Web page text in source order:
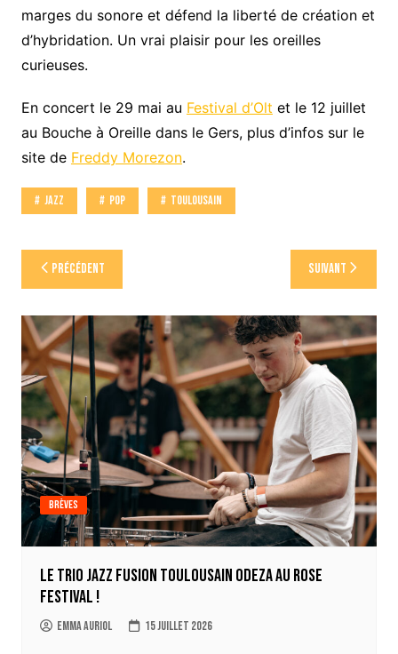
marges du sonore et défend la liberté de création et
d’hybridation. Un vrai plaisir pour les oreilles
curieuses.
En concert le 29 mai au Festival d’Olt et le 12 juillet
au Bouche à Oreille dans le Gers, plus d’infos sur le
site de Freddy Morezon.
Jazz Pop Toulousain
Navigation
de
l’article
Précédent Suivant
Brèves
Le trio jazz fusion toulousain ODEZA au Rose
Festival !
Emma Auriol 15 juillet 2026